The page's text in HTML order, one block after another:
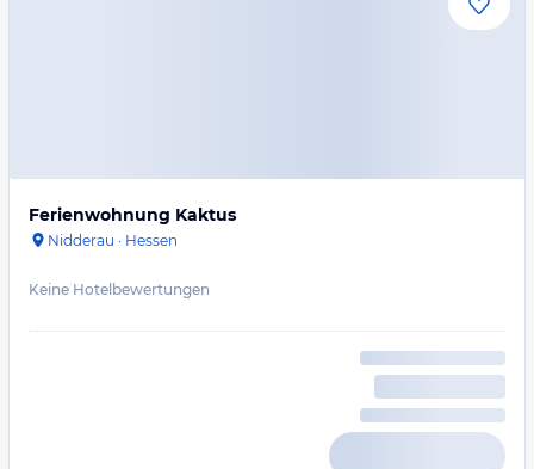
Ferienwohnung Kaktus
Nidderau · Hessen
Keine Hotelbewertungen